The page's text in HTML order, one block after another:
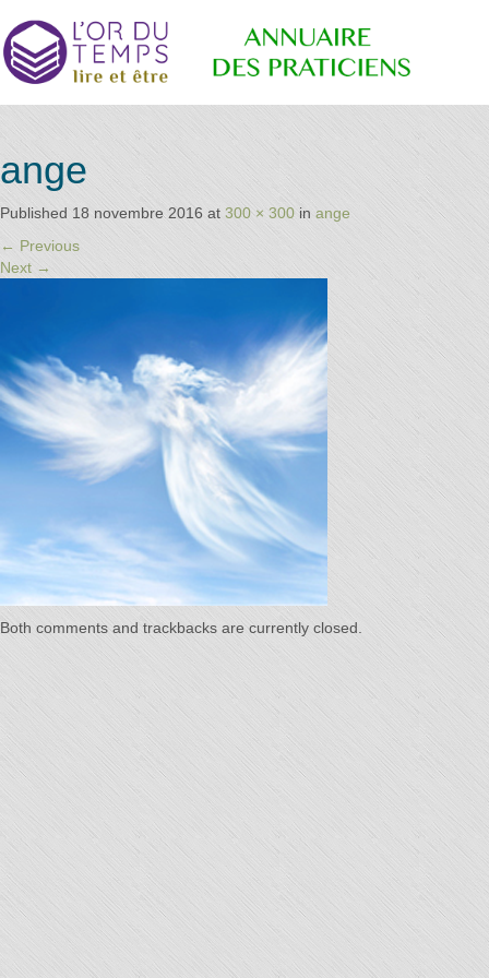
Annuaire
des
Praticiens
"L'Or du
Temps"
les
praticiens
conseillé
par la
ange
Published 18 novembre 2016 at 300 × 300 in ange
← Previous
Next →
Both comments and trackbacks are currently closed.